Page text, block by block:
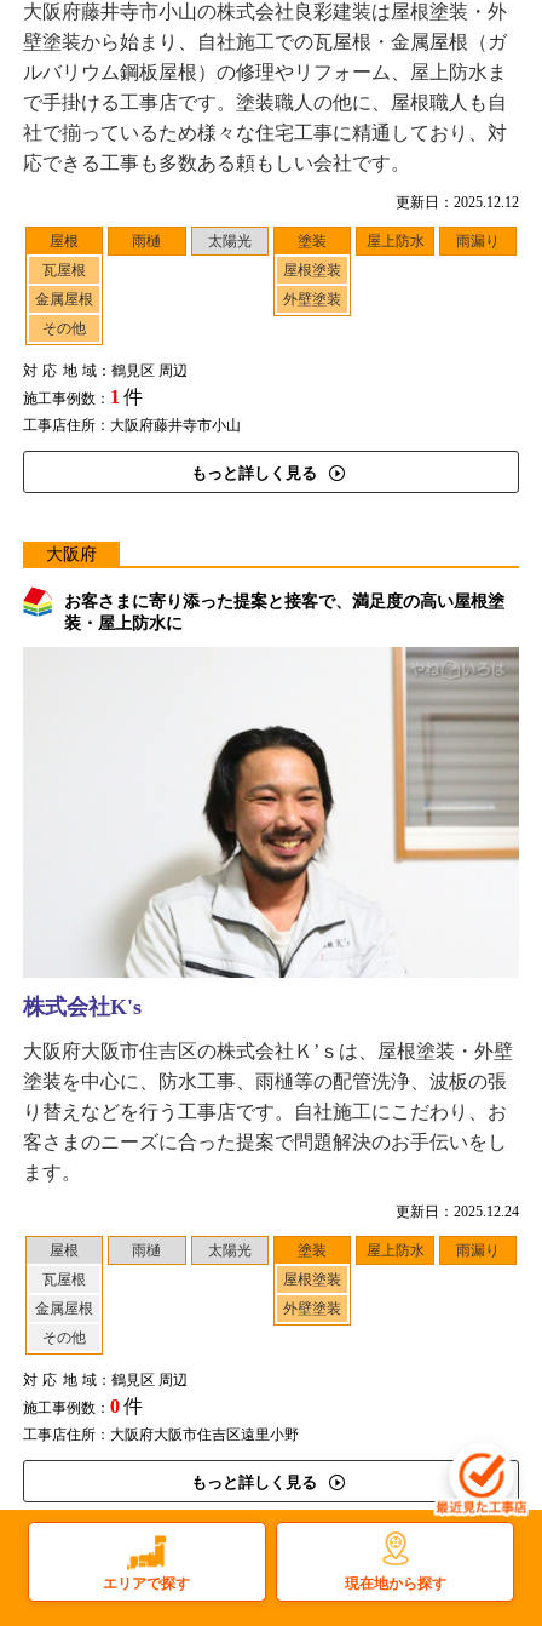
更新日：2025.12.12
屋根
瓦屋根
金属屋根
その他
雨樋 太陽光
塗装
屋根塗装
外壁塗装
屋上防水 雨漏り
対応地域：鶴見区 周辺
施工事例数： 1 件
工事店住所：大阪府藤井寺市小山
もっと詳しく見る
大阪府藤井寺市小山の株式会社良彩建装は屋根塗装・外
壁塗装から始まり、自社施工での瓦屋根・金属屋根（ガ
ルバリウム鋼板屋根）の修理やリフォーム、屋上防水ま
で手掛ける工事店です。塗装職人の他に、屋根職人も自
社で揃っているため様々な住宅工事に精通しており、対
応できる工事も多数ある頼もしい会社です。
大阪府
お客さまに寄り添った提案と接客で、満足度の高い屋根塗
装・屋上防水に
更新日：2025.12.24
屋根
瓦屋根
金属屋根
その他
雨樋 太陽光
塗装
屋根塗装
外壁塗装
屋上防水 雨漏り
対応地域：鶴見区 周辺
施工事例数： 0件
工事店住所：大阪府大阪市住吉区遠里小野
もっと詳しく見る
株式会社K's
大阪府大阪市住吉区の株式会社Ｋ’ｓは、屋根塗装・外壁
塗装を中心に、防水工事、雨樋等の配管洗浄、波板の張
り替えなどを行う工事店です。自社施工にこだわり、お
客さまのニーズに合った提案で問題解決のお手伝いをし
ます。
エリアで探す 現在地から探す